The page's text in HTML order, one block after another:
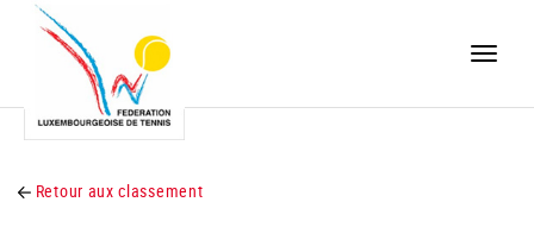
Toggle
Retour aux classement